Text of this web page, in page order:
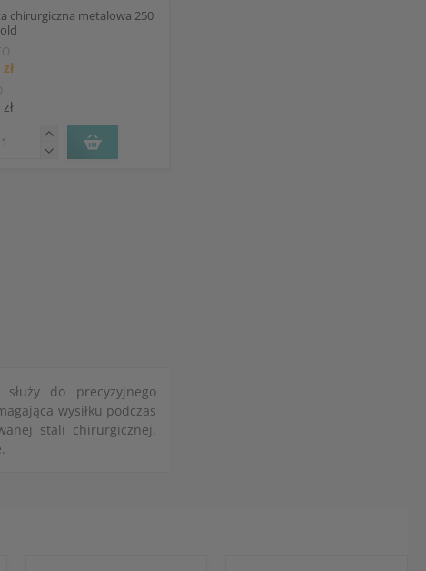
chirurgiczna metalowa 250
do precyzyjnego
wysiłku podczas
stali chirurgicznej,